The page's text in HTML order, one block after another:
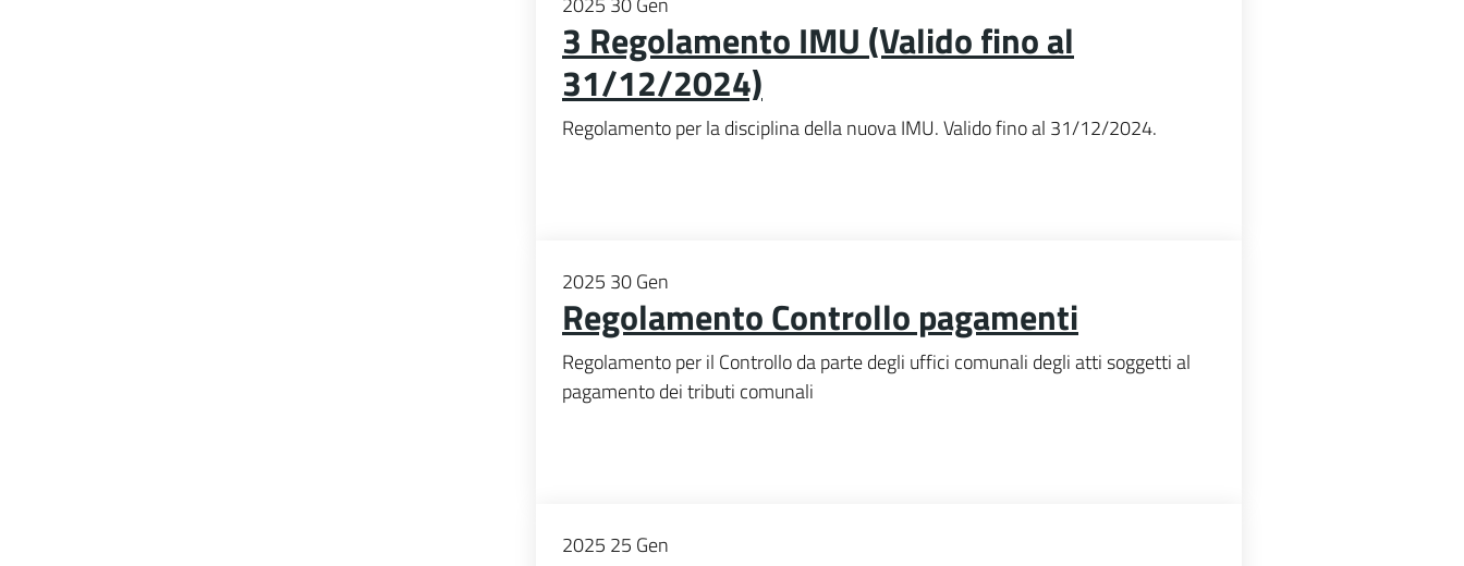
3 Regolamento IMU (Valido fino al
31/12/2024)
Regolamento per la disciplina della nuova IMU. Valido fino al 31/12/2024.
2025 30Gen
Regolamento Controllo pagamenti
Regolamento per il Controllo da parte degli uffici comunali degli atti soggetti al
pagamento dei tributi comunali
2025 25 Gen